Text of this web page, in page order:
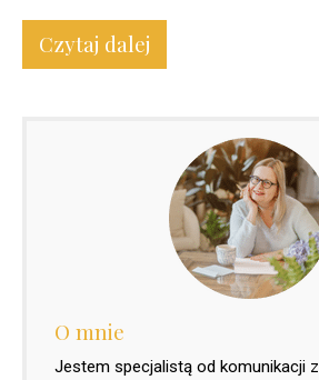
Czytaj dalej
O mnie
Jestem specjalistą od komunikacji z